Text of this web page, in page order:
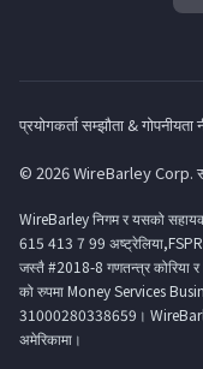
प्रयोगकर्ता सम्झौता & गोपनीयता
© 2026 WireBarley Corp.
WireBarley निगम र यसको
615 413 7 99
जस्तै #2018-8 गणतन्त्र
को रुपमा Money Services
31000280338659। WireBarley
अमेरिकामा।